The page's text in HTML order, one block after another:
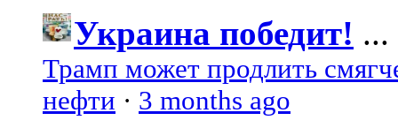
Украина победит! ...
Трамп может продлить
нефти · 3 months ago